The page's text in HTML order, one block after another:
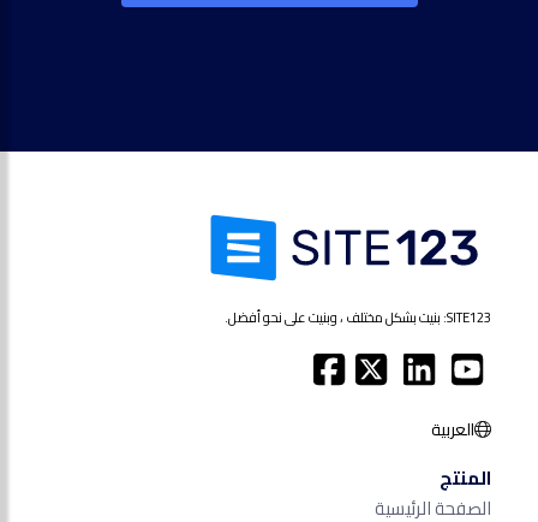
SITE123: بنيت بشكل مختلف ، وبنيت على نحو أفضل.
العربية
المنتج
الصفحة الرئيسية